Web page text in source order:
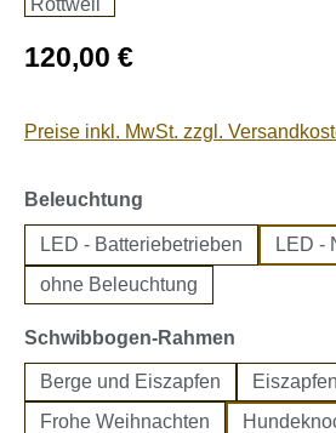
Regulärer Preis:
120,00 €
Preise inkl. MwSt. zzgl.
Beleuchtung
LED - Batteriebetrieben
LED -
ohne Beleuchtung
Schwibbogen-Rahmen
Berge und Eiszapfen
Eiszapfen
Frohe Weihnachten